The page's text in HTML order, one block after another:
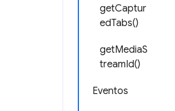
getCaptur
edTabs()
getMediaS
treamId()
Eventos